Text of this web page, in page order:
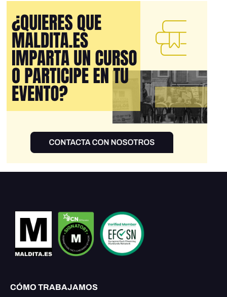
CÓMO TRABAJAMOS